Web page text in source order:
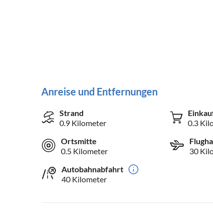
Anreise und Entfernungen
Strand
0.9 Kilometer
0.3
Ortsmitte
0.5 Kilometer
30
Autobahnabfahrt
40 Kilometer